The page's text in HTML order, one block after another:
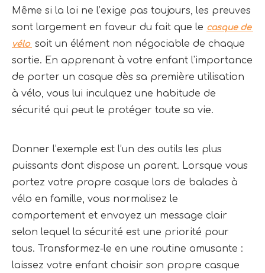
Même si la loi ne l’exige pas toujours, les preuves
sont largement en faveur du fait que le casque de
vélo soit un élément non négociable de chaque
sortie. En apprenant à votre enfant l'importance
de porter un casque dès sa première utilisation
à vélo, vous lui inculquez une habitude de
sécurité qui peut le protéger toute sa vie.
Donner l’exemple est l’un des outils les plus
puissants dont dispose un parent. Lorsque vous
portez votre propre casque lors de balades à
vélo en famille, vous normalisez le
comportement et envoyez un message clair
selon lequel la sécurité est une priorité pour
tous. Transformez-le en une routine amusante :
laissez votre enfant choisir son propre casque